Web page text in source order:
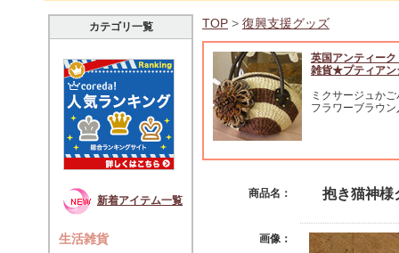
カテゴリ一覧
新着アイテム一覧
生活雑貨
TOP > 復興支援グッズ
英国アンティーク
雑貨★プティアン
ミクサージュか
フラワーブラウン
商品名： 抱き猫神様
画像：